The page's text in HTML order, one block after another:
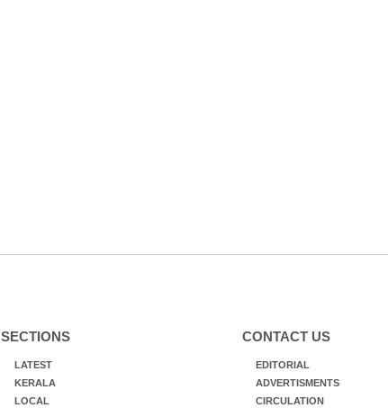
SECTIONS
LATEST
KERALA
LOCAL
CONTACT US
EDITORIAL
ADVERTISMENTS
CIRCULATION